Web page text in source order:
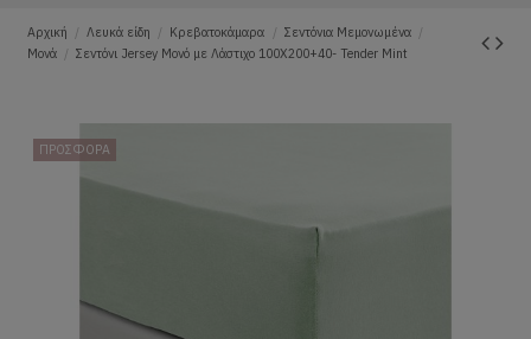
Αρχική Λευκά είδη Κρεβατοκάμαρα
Σεντόνια Μεμονωμένα
Μονά
Σεντόνι Jersey Μονό με Λάστιχο 100Χ200+40- Tender Mint
ΠΡΟΣΦΟΡΑ